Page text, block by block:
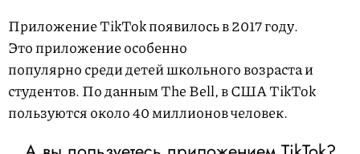
Приложение TikTok появилось в 2017 году.
Это приложение особенно
популярно среди детей школьного возраста и
студентов. По данным The Bell, в США TikTok
пользуются около 40 миллионов человек.